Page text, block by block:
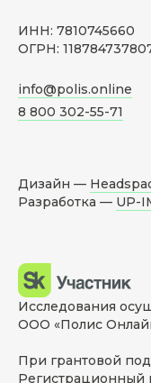
ИНН: 7810745660
ОГРН:
info@polis.online
8 800 302-55-71
Дизайн —
Разработка — UP-
Исследования
ООО «Полис
При грантовой
Регистрационный